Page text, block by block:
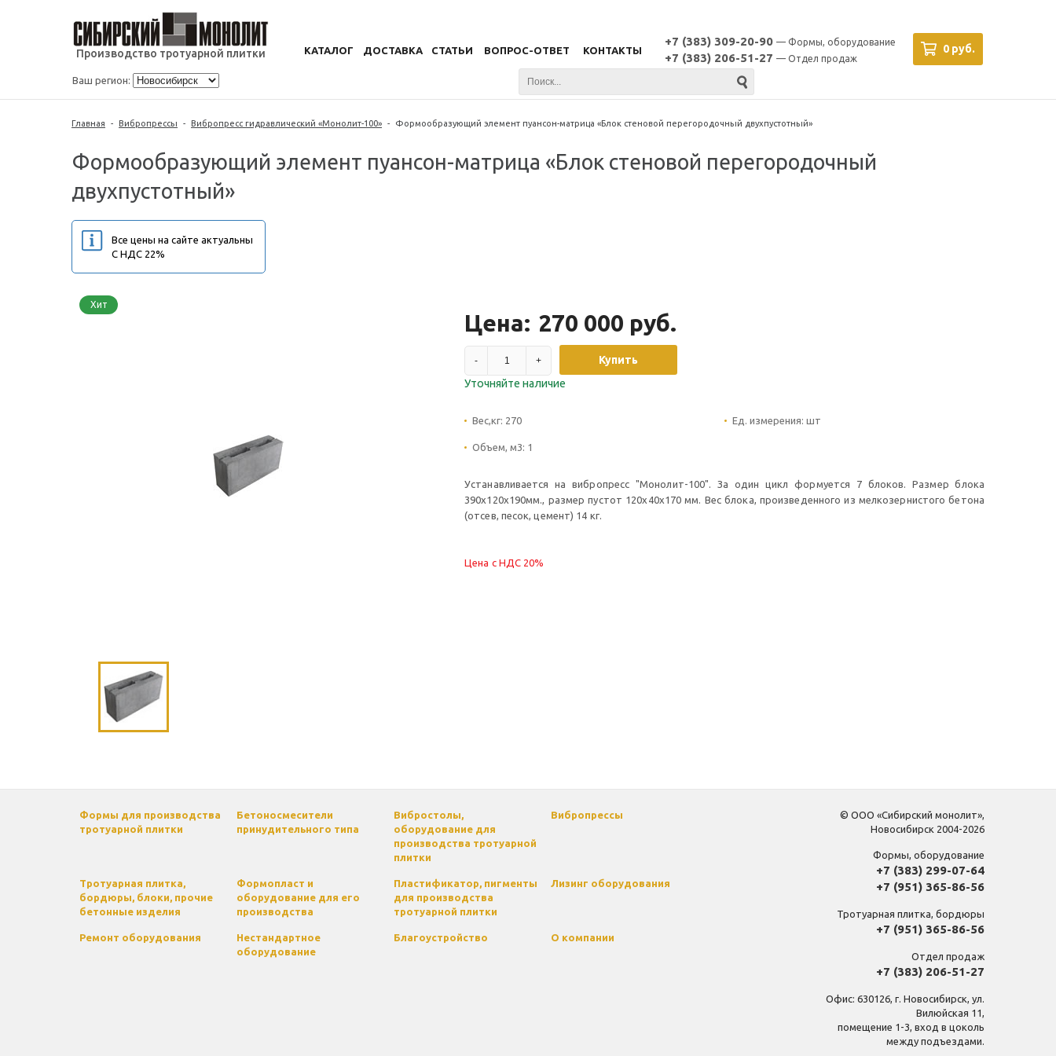
Производство тротуарной плитки
Ваш регион:
КАТАЛОГ ДОСТАВКА СТАТЬИ ВОПРОС-ОТВЕТ КОНТАКТЫ
+7 (383) 309-20-90 — Формы, оборудование
+7 (383) 206-51-27 — Отдел продаж
0 руб.
Главная - Вибропрессы - Вибропресс гидравлический «Монолит-100» - Формообразующий элемент пуансон-матрица «Блок стеновой перегородочный двухпустотный»
Формообразующий элемент пуансон-матрица «Блок стеновой перегородочный
двухпустотный»
Все цены на сайте актуальны
С НДС 22%
Хит
Цена: 270 000 руб.
- +
Купить
Уточняйте наличие
Вес,кг: 270 Ед. измерения: шт
Объем, м3: 1
Устанавливается на вибропресс "Монолит-100". За один цикл формуется 7 блоков. Размер блока
390х120х190мм., размер пустот 120х40х170 мм. Вес блока, произведенного из мелкозернистого бетона
(отсев, песок, цемент) 14 кг.
Цена с НДС 20%
Формы для производства
тротуарной плитки
Бетоносмесители
принудительного типа
Вибростолы,
оборудование для
производства тротуарной
плитки
Вибропрессы
Тротуарная плитка,
бордюры, блоки, прочие
бетонные изделия
Формопласт и
оборудование для его
производства
Пластификатор, пигменты
для производства
тротуарной плитки
Лизинг оборудования
Ремонт оборудования
Нестандартное
оборудование
Благоустройство О компании
© ООО «Сибирский монолит»,
Новосибирск 2004-2026
Формы, оборудование
+7 (383) 299-07-64
+7 (951) 365-86-56
Тротуарная плитка, бордюры
+7 (951) 365-86-56
Отдел продаж
+7 (383) 206-51-27
Офис: 630126, г. Новосибирск, ул.
Вилюйская 11,
помещение 1-3, вход в цоколь
между подъездами.